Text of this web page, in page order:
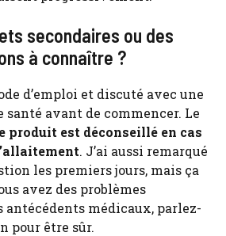
secondaires ou des
à connaître ?
d’emploi et discuté avec une
santé avant de commencer. Le
produit est déconseillé en cas
. J’ai aussi remarqué
les premiers jours, mais ça
avez des problèmes
antécédents médicaux, parlez-
pour être sûr.